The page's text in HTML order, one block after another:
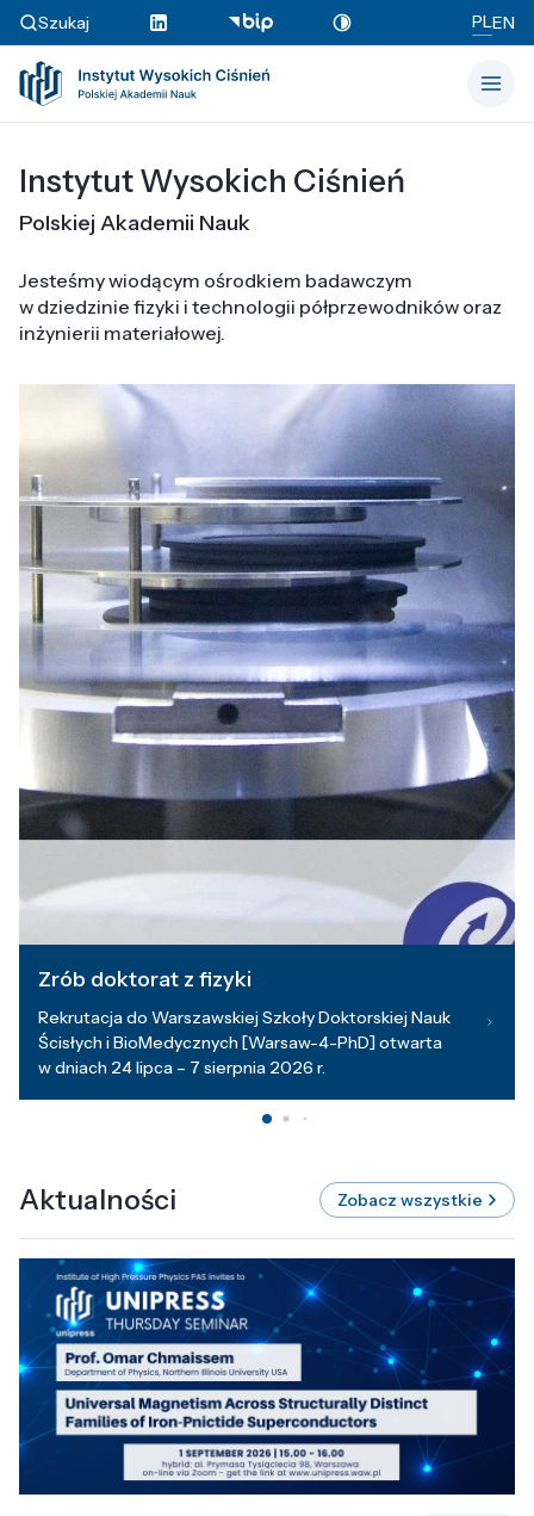
Szukaj PLEN
Instytut Wysokich Ciśnień
Polskiej Akademii Nauk
Jesteśmy wiodącym ośrodkiem badawczym
w dziedzinie fizyki i technologii półprzewodników oraz
inżynierii materiałowej.
Zrób doktorat z fizyki
Rekrutacja do Warszawskiej Szkoły Doktorskiej Nauk
Ścisłych i BioMedycznych [Warsaw-4-PhD] otwarta
w dniach 24 lipca – 7 sierpnia 2026 r.
Aktualności Zobacz wszystkie